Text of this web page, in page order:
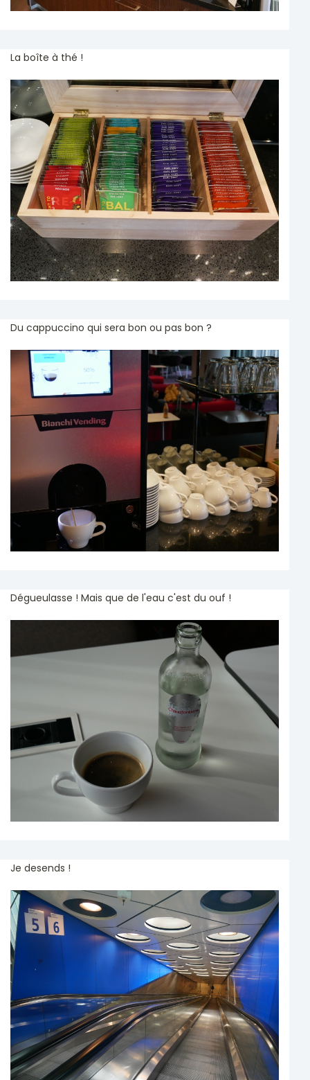
La boîte à thé !
Du cappuccino qui sera bon ou pas bon ?
Dégueulasse ! Mais que de l'eau c'est du ouf !
Je desends !